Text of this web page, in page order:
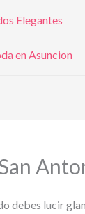
Elegantes
en Asuncion
debes lucir